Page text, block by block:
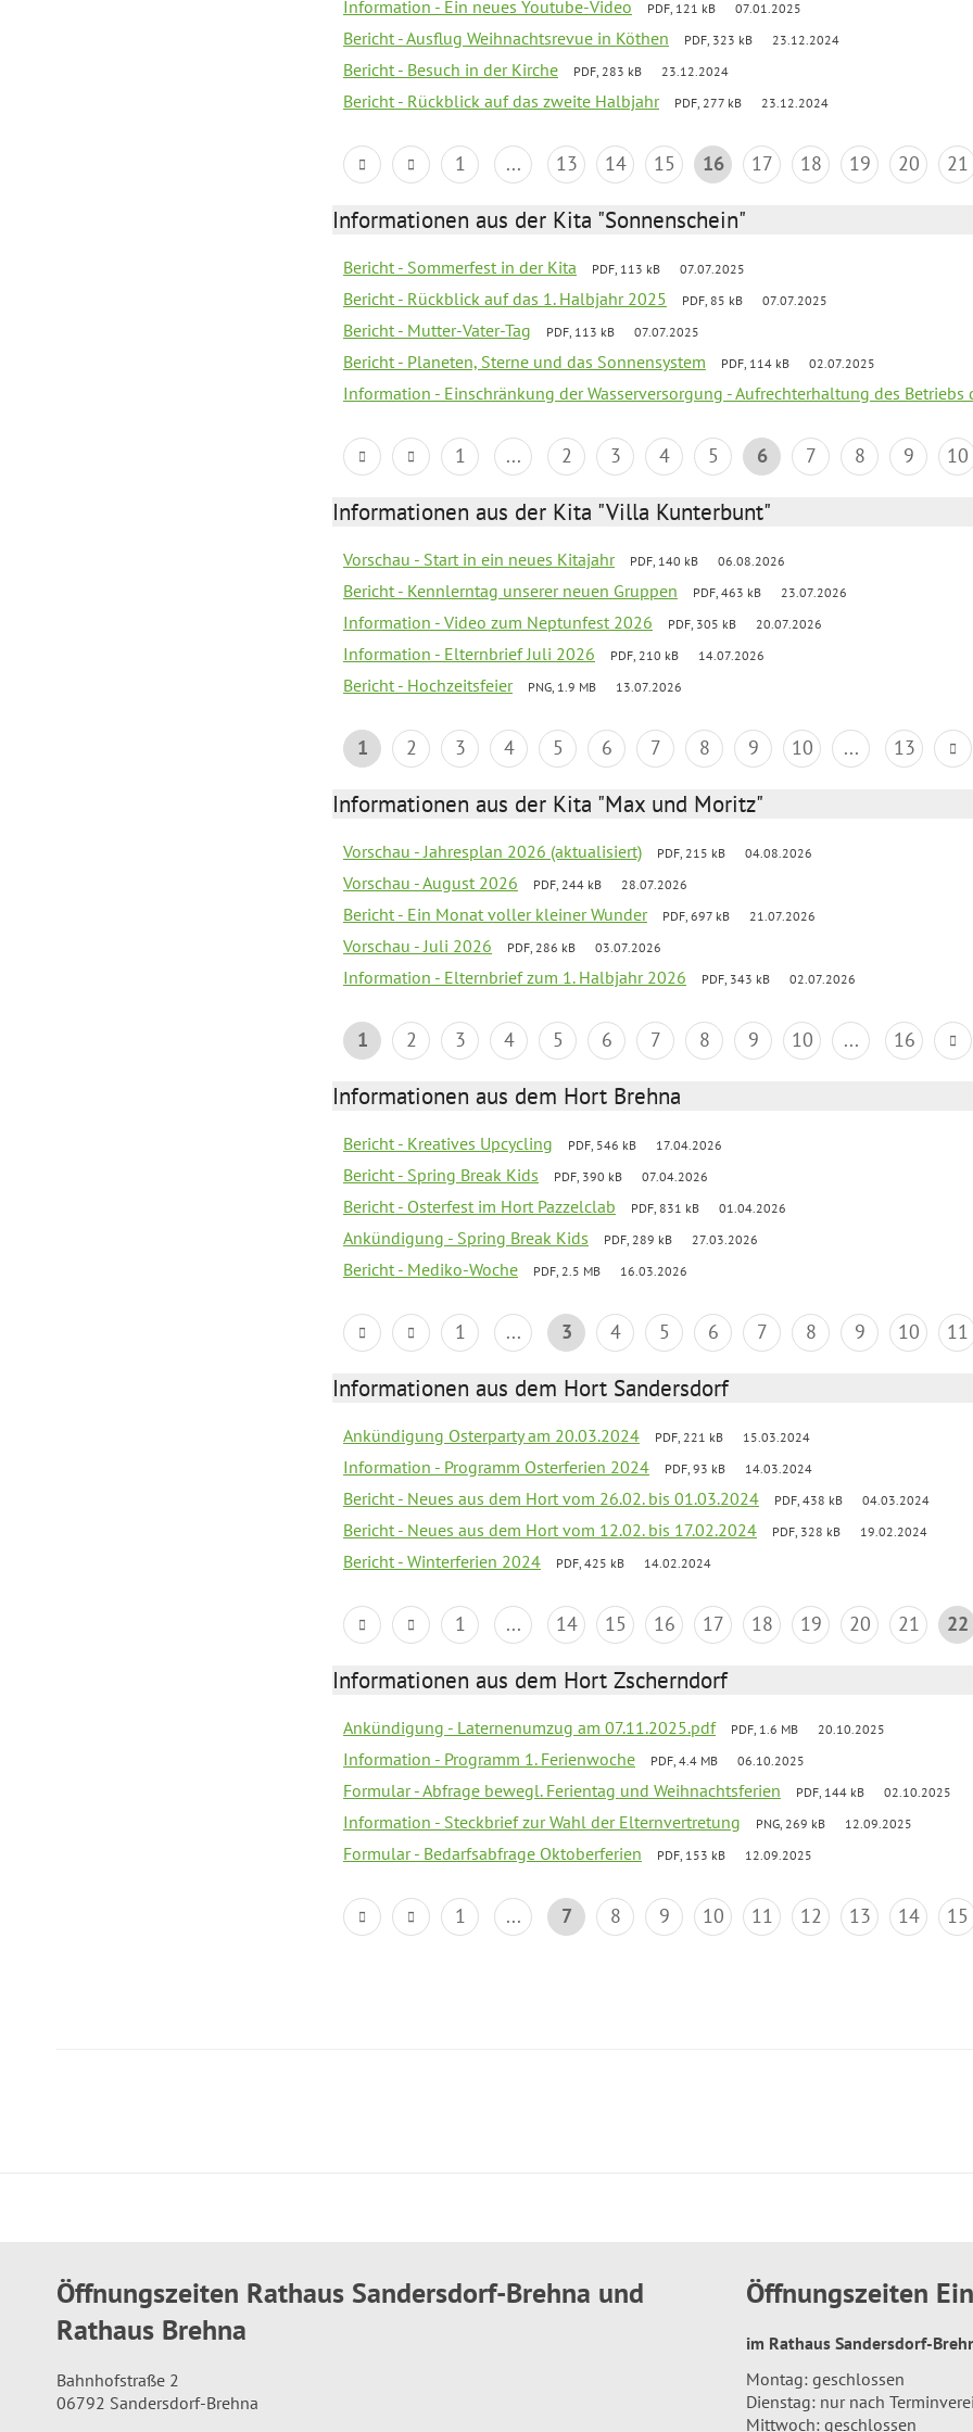
Information - Ein neues Youtube-Video PDF, 121 kB 07.01.2025
Bericht - Ausflug Weihnachtsrevue in Köthen PDF, 323 kB 23.12.2024
Bericht - Besuch in der Kirche PDF, 283 kB 23.12.2024
Bericht - Rückblick auf das zweite Halbjahr PDF, 277 kB 23.12.2024
1 ... 13 14 15 16 17 18 19 20 21
Informationen aus der Kita "Sonnenschein"
Bericht - Sommerfest in der Kita PDF, 113 kB 07.07.2025
Bericht - Rückblick auf das 1. Halbjahr 2025 PDF, 85 kB 07.07.2025
Bericht - Mutter-Vater-Tag PDF, 113 kB 07.07.2025
Bericht - Planeten, Sterne und das Sonnensystem PDF, 114 kB 02.07.2025
Information - Einschränkung der Wasserversorgung - Aufrechterhaltung des Betriebs
1 ... 2 3 4 5 6 7 8 9 10
Informationen aus der Kita "Villa Kunterbunt"
Vorschau - Start in ein neues Kitajahr PDF, 140 kB 06.08.2026
Bericht - Kennlerntag unserer neuen Gruppen PDF, 463 kB 23.07.2026
Information - Video zum Neptunfest 2026 PDF, 305 kB 20.07.2026
Information - Elternbrief Juli 2026 PDF, 210 kB 14.07.2026
Bericht - Hochzeitsfeier PNG, 1.9 MB 13.07.2026
1 2 3 4 5 6 7 8 9 10 ... 13
Informationen aus der Kita "Max und Moritz"
Vorschau - Jahresplan 2026 (aktualisiert) PDF, 215 kB 04.08.2026
Vorschau - August 2026 PDF, 244 kB 28.07.2026
Bericht - Ein Monat voller kleiner Wunder PDF, 697 kB 21.07.2026
Vorschau - Juli 2026 PDF, 286 kB 03.07.2026
Information - Elternbrief zum 1. Halbjahr 2026 PDF, 343 kB 02.07.2026
1 2 3 4 5 6 7 8 9 10 ... 16
Informationen aus dem Hort Brehna
Bericht - Kreatives Upcycling PDF, 546 kB 17.04.2026
Bericht - Spring Break Kids PDF, 390 kB 07.04.2026
Bericht - Osterfest im Hort Pazzelclab PDF, 831 kB 01.04.2026
Ankündigung - Spring Break Kids PDF, 289 kB 27.03.2026
Bericht - Mediko-Woche PDF, 2.5 MB 16.03.2026
1 ... 3 4 5 6 7 8 9 10 11
Informationen aus dem Hort Sandersdorf
Ankündigung Osterparty am 20.03.2024 PDF, 221 kB 15.03.2024
Information - Programm Osterferien 2024 PDF, 93 kB 14.03.2024
Bericht - Neues aus dem Hort vom 26.02. bis 01.03.2024 PDF, 438 kB 04.03.2024
Bericht - Neues aus dem Hort vom 12.02. bis 17.02.2024 PDF, 328 kB 19.02.2024
Bericht - Winterferien 2024 PDF, 425 kB 14.02.2024
1 ... 14 15 16 17 18 19 20 21 22
Informationen aus dem Hort Zscherndorf
Ankündigung - Laternenumzug am 07.11.2025.pdf PDF, 1.6 MB 20.10.2025
Information - Programm 1. Ferienwoche PDF, 4.4 MB 06.10.2025
Formular - Abfrage bewegl. Ferientag und Weihnachtsferien PDF, 144 kB 02.10.2025
Information - Steckbrief zur Wahl der Elternvertretung PNG, 269 kB 12.09.2025
Formular - Bedarfsabfrage Oktoberferien PDF, 153 kB 12.09.2025
1 ... 7 8 9 10 11 12 13 14 15
Öffnungszeiten Rathaus Sandersdorf-Brehna und
Rathaus Brehna
Bahnhofstraße 2
06792 Sandersdorf-Brehna
Öffnungszeiten
im Rathaus Sandersdorf-
Montag: geschlossen
Dienstag: nur nach
Mittwoch: geschlossen